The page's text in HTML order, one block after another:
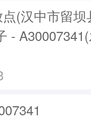
(汉中市留
-